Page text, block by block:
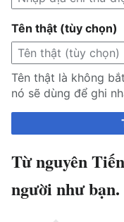
Tên thật (tùy chọn)
Tên thật là không
nó sẽ dùng để ghi
Từ nguyên
người như bạn.